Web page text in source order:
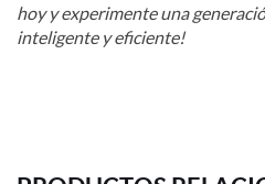
hoy y experimente una
inteligente y eficiente!